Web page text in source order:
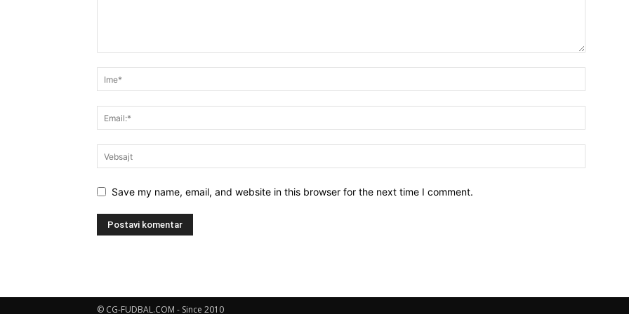
Save my name, email, and website in this browser for the next time I comment.
© CG-FUDBAL.COM - Since 2010